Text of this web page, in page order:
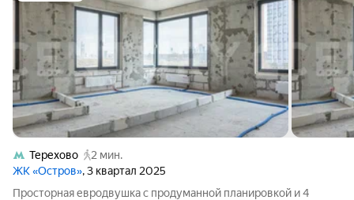
Терехово
2 мин.
ЖК «Остров», 3 квартал 2025
Просторная евродвушка с продуманной планировкой и 4